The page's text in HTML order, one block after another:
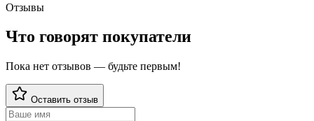
Отзывы
Что говорят покупатели
Пока нет отзывов — будьте первым!
Оставить отзыв